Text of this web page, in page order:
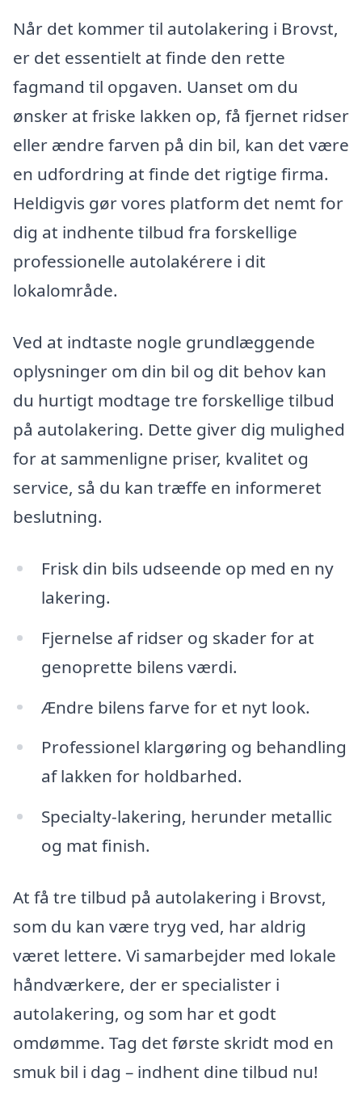
Når det kommer til autolakering i Brovst,
er det essentielt at finde den rette
fagmand til opgaven. Uanset om du
ønsker at friske lakken op, få fjernet ridser
eller ændre farven på din bil, kan det være
en udfordring at finde det rigtige firma.
Heldigvis gør vores platform det nemt for
dig at indhente tilbud fra forskellige
professionelle autolakérere i dit
lokalområde.
Ved at indtaste nogle grundlæggende
oplysninger om din bil og dit behov kan
du hurtigt modtage tre forskellige tilbud
på autolakering. Dette giver dig mulighed
for at sammenligne priser, kvalitet og
service, så du kan træffe en informeret
beslutning.
Frisk din bils udseende op med en ny
lakering.
Fjernelse af ridser og skader for at
genoprette bilens værdi.
Ændre bilens farve for et nyt look.
Professionel klargøring og behandling
af lakken for holdbarhed.
Specialty-lakering, herunder metallic
og mat finish.
At få tre tilbud på autolakering i Brovst,
som du kan være tryg ved, har aldrig
været lettere. Vi samarbejder med lokale
håndværkere, der er specialister i
autolakering, og som har et godt
omdømme. Tag det første skridt mod en
smuk bil i dag – indhent dine tilbud nu!